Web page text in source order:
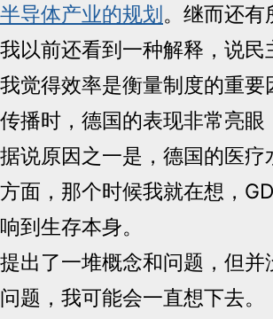
半导体产业的规划 。继而还有
我以前还看到一种解释，说
我觉得效率是衡量制度的重
传播时，德国的表现非常亮
据说原因之一是，德国的医
方面，那个时候我就在想，
响到生存本身。
提出了一堆概念和问题，但
问题，我可能会一直想下去。